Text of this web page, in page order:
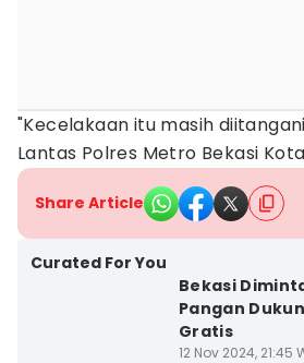
"Kecelakaan itu masih
Lantas Polres Metro Bekasi
Share Article
Curated For You
Bekasi
Pangan
Gratis
12 Nov 2024, 21:45